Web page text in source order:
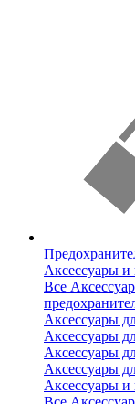
Аксессуары и
Все
Аксессуары
Аксессуары
Аксессуары
Аксессуары
Аксессуары и